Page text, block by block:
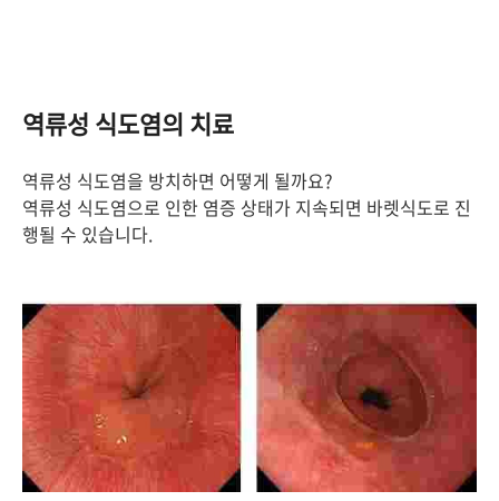
역류성 식도염의 치료
역류성 식도염을 방치하면 어떻게 될까요?
역류성 식도염으로 인한 염증 상태가 지속되면 바렛식도로 진
행될 수 있습니다.